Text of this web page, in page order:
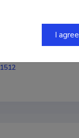
I agree